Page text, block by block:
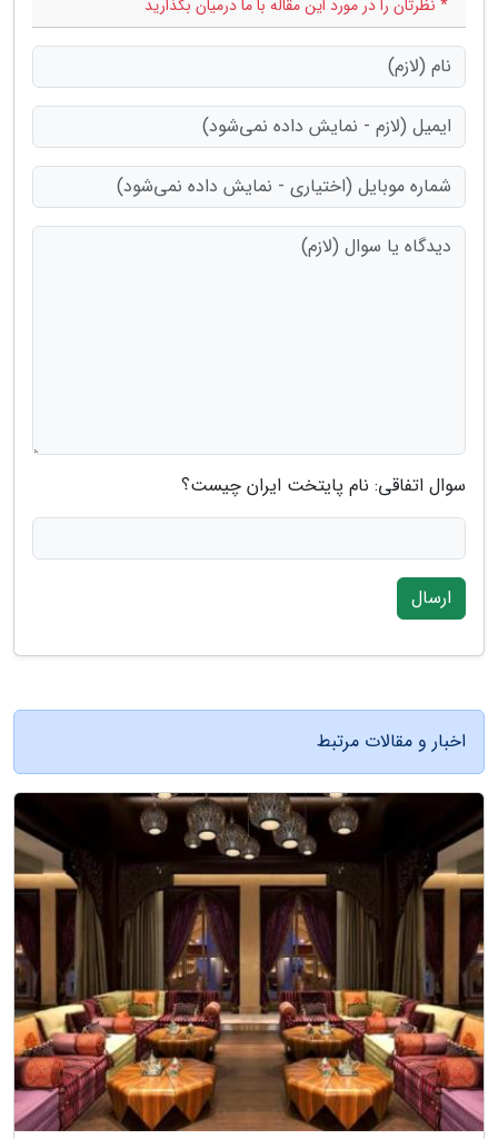
* نظرتان را در مورد این مقاله با ما درمیان بگذارید
سوال اتفاقی: نام پایتخت ایران چیست؟
ارسال
اخبار و مقالات مرتبط